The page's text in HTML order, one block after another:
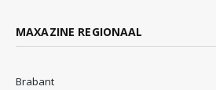
MAXAZINE REGIONAAL
Brabant